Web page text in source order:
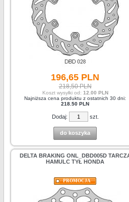
196,65 PLN
218,50 PLN
Koszt wysyłki od: 12.00 PLN
Najniższa cena produktu z ostatnich 30 dni:
218.50 PLN
Dodaj: szt.
do koszyka
DELTA BRAKING ONL_DBD005D
HAMULC TYŁ HONDA
PROMOCJA